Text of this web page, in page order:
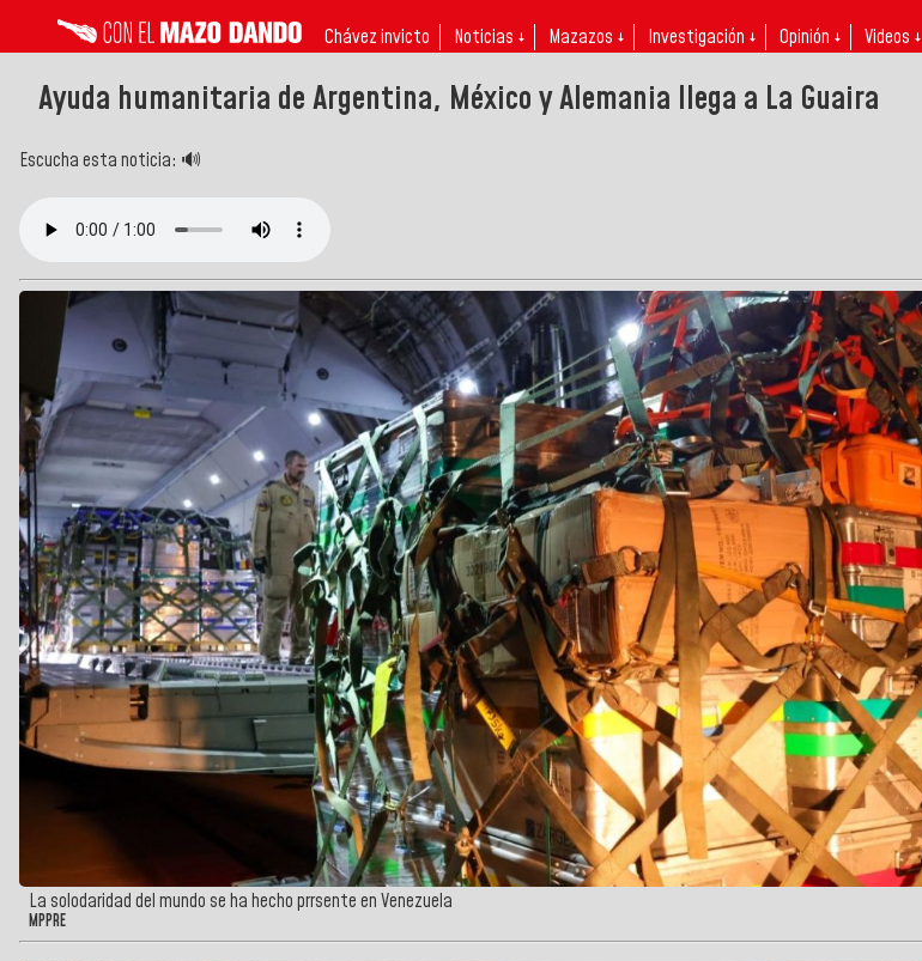
Chávez invicto Noticias ↓ Mazazos ↓ Investigación ↓ Opinión ↓ Videos ↓
Ayuda humanitaria de Argentina, México y Alemania llega a La Guaira
Escucha esta noticia: 🔊
La solodaridad del mundo se ha hecho prrsente en Venezuela
MPPRE